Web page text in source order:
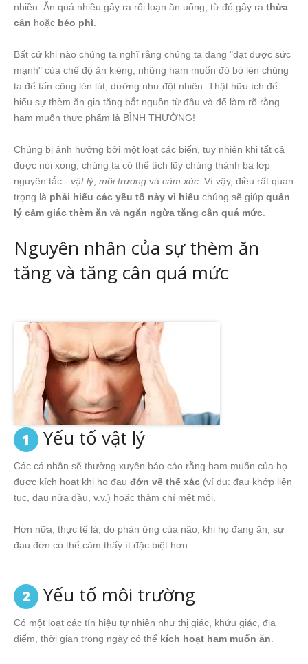
nhiều. Ăn quá nhiều gây ra rối loạn ăn uống, từ đó gây ra thừa
cân hoặc béo phì.
Bất cứ khi nào chúng ta nghĩ rằng chúng ta đang "đạt được sức
mạnh" của chế độ ăn kiêng, những ham muốn đó bò lên chúng
ta để tấn công lén lút, dường như đột nhiên. Thật hữu ích để
hiểu sự thèm ăn gia tăng bắt nguồn từ đâu và để làm rõ rằng
ham muốn thực phẩm là BÌNH THƯỜNG!
Chúng bị ảnh hưởng bởi một loạt các biến, tuy nhiên khi tất cả
được nói xong, chúng ta có thể tích lũy chúng thành ba lớp
nguyên tắc - vật lý, môi trường và cảm xúc. Vì vậy, điều rất quan
trọng là phải hiểu các yếu tố này vì hiểu chúng sẽ giúp quản
lý cảm giác thèm ăn và ngăn ngừa tăng cân quá mức.
Nguyên nhân của sự thèm ăn
tăng và tăng cân quá mức
1 Yếu tố vật lý
Các cá nhân sẽ thường xuyên báo cáo rằng ham muốn của họ
được kích hoạt khi họ đau đớn về thể xác (ví dụ: đau khớp liên
tục, đau nửa đầu, v.v.) hoặc thậm chí mệt mỏi.
Hơn nữa, thực tế là, do phản ứng của não, khi họ đang ăn, sự
đau đớn có thể cảm thấy ít đặc biệt hơn.
2 Yếu tố môi trường
Có một loạt các tín hiệu tự nhiên như thị giác, khứu giác, địa
điểm, thời gian trong ngày có thể kích hoạt ham muốn ăn.